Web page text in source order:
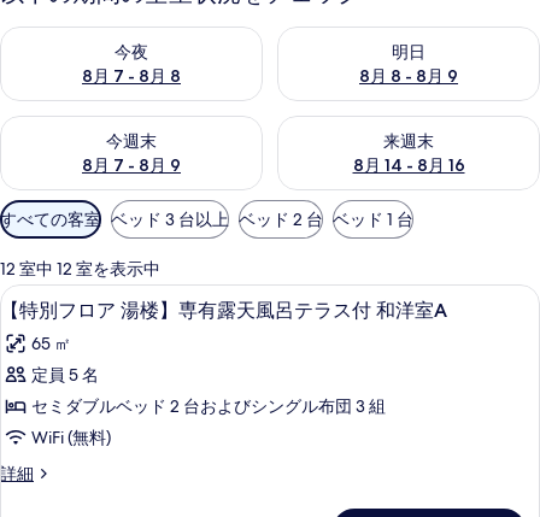
今夜
8月 7 - 8月 8
今夜 8月 7 - 8月 8 の空室状況をチェック
明日
8月 8 - 8月 9
明日 8月 8 - 8月 9 の空室状況
今週末
8月 7 - 8月 9
今週末 8月 7 - 8月 9 の空室状況をチェック
来週末
8月 14 - 8月 16
来週末 8月 14 - 8月 16 の空室
利
用
可
能
な
客
室
の
り
込
すべての客室 ベッド 3 台以上 ベッド 2 台 ベッド 1 台
12 室中 12 室を表示中
【特
別
フ
ロ
ア
楼】
【特別フロア 湯楼】専有露天風呂テ
5
【特別フロア 湯楼】専有露天風呂テラス付 和洋室A
65 ㎡
定員 5 名
セミダブルベッド 2 台およびシングル布団 3 組
WiFi (無料)
詳細
【特